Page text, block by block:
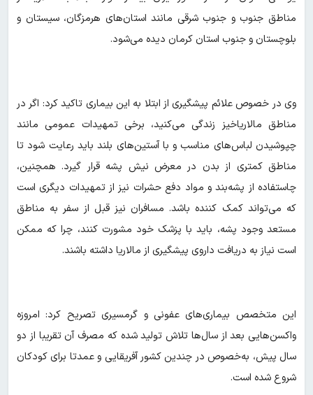
مناطق جنوب و جنوب شرقی مانند استان‌های هرمزگان، سیستان و
بلوچستان و جنوب استان کرمان دیده می‌شود.
وی در خصوص علائم پیشگیری از ابتلا به این بیماری تاکید کرد: اگر در
مناطق مالاریاخیز زندگی می‌کنید، برخی تمهیدات عمومی مانند
چپوشیدن لباس‌های مناسب و با آستین‌های بلند باید رعایت شود تا
مناطق کمتری از بدن در معرض نیش پشه قرار گیرد. همچنین،
چاستفاده از پشه‌بند و مواد دفع حشرات نیز از تمهیدات دیگری است
که می‌تواند کمک کننده باشد. مسافران نیز قبل از سفر به مناطق
مستعد وجود پشه، باید با پزشک خود مشورت کنند، چرا که ممکن
است نیاز به دریافت داروی پیشگیری از مالاریا داشته باشند.
این متخصص بیماری‌های عفونی و گرمسیری تصریح کرد: امروزه
واکسن‌هایی بعد از سال‌ها تلاش تولید شده که مصرف آن تقریبا از دو
سال پیش، به‌خصوص در چندین کشور آفریقایی و عمدتا برای کودکان
شروع شده است.